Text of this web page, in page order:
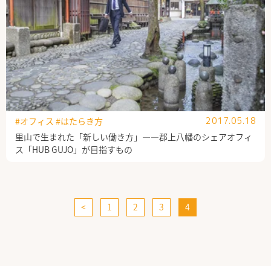
里山で生まれた「新しい働き方」――郡上八幡のシェアオフィ
ス「HUB GUJO」が目指すもの
#オフィス #はたらき方 2017.05.18
< 1 2 3 4